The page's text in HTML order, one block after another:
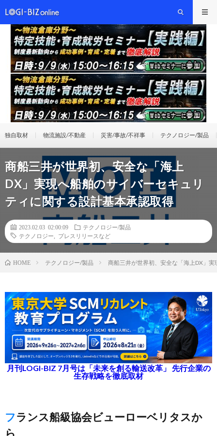
独自取材 物流施設/不動産 災害/事故/不祥事 テクノロジー/製品
商船三井が世界初、安全な「海上
DX」実現へ船舶のサイバーセキュリ
ティに関する設計基本承認取得
2023.02.03 02:00:09
テクノロジー/製品
テクノロジー
プレスリリースなど
HOME テクノロジー/製品 商船三井が世界初、安全な「海上DX」
月刊LOGI-BIZ 7月号は「未来を創る輸送改革」 先行企業の
生存戦略を徹底取材
フランス船級協会ビューローベリタスか
ら